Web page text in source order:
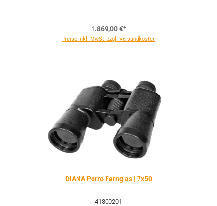
1.869,00 €*
Preise inkl. MwSt. zzgl. Versandkosten
DIANA Porro Fernglas | 7x50
41300201